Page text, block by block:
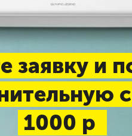
заявку и
1000 р